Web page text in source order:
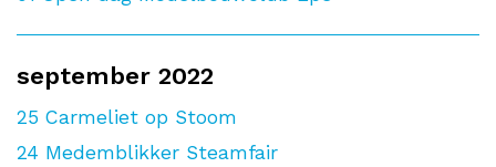
september 2022
25 Carmeliet op Stoom
24 Medemblikker Steamfair